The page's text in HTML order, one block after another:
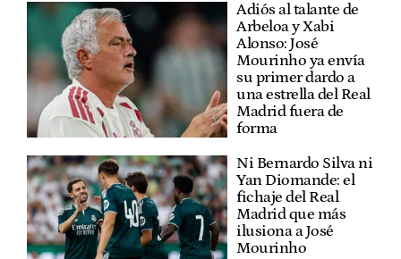
Adiós al talante de
Arbeloa y Xabi
Alonso: José
Mourinho ya envía
su primer dardo a
una estrella del Real
Madrid fuera de
forma
Ni Bernardo Silva ni
Yan Diomande: el
fichaje del Real
Madrid que más
ilusiona a José
Mourinho